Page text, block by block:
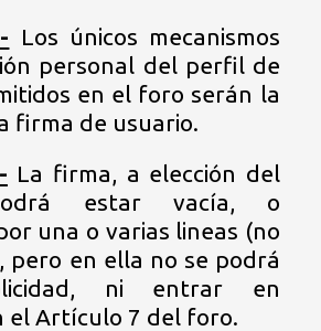
Los únicos mecanismos
personal del perfil de
en el foro serán la
firma de usuario.
La firma, a elección del
estar vacía, o
una o varias lineas (no
pero en ella no se podrá
ni entrar en
el Artículo 7 del foro.